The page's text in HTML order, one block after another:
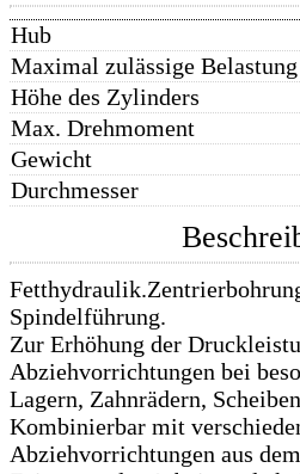
Hub
Maximal zulässige Belastung
Höhe des Zylinders
Max. Drehmoment
Gewicht
Durchmesser
Spindelführung.
Zur Erhöhung der
Abziehvorrichtungen bei
Lagern, Zahnrädern,
Kombinierbar mit
Abziehvorrichtungen aus